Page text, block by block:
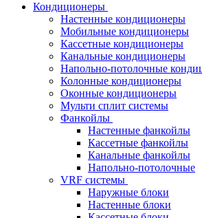
Кондиционеры
Настенные кондиционеры
Мобильные кондиционеры
Кассетные кондиционеры
Канальные кондиционеры
Напольно-потолочные
Колонные кондиционеры
Оконные кондиционеры
Мульти сплит системы
Фанкойлы
Настенные фанкойлы
Кассетные фанкойлы
Канальные фанкойлы
Напольно-потолочные
VRF системы
Наружные блоки
Настенные блоки